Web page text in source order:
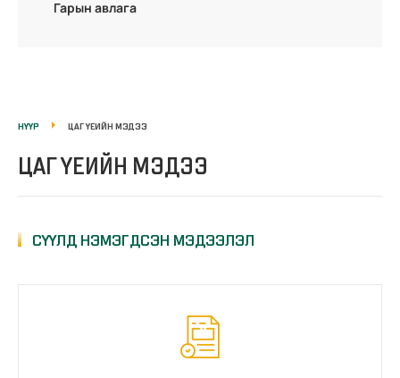
Гарын авлага
НҮҮР ЦАГ ҮЕИЙН МЭДЭЭ
ЦАГ ҮЕИЙН МЭДЭЭ
СҮҮЛД НЭМЭГДСЭН МЭДЭЭЛЭЛ